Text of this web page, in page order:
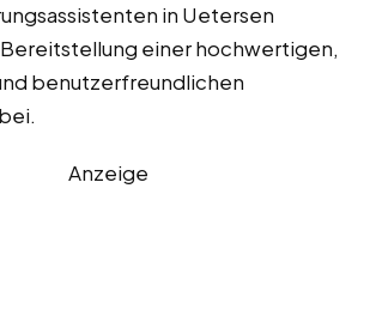
in Uetersen
einer hochwertigen,
benutzerfreundlichen
Anzeige